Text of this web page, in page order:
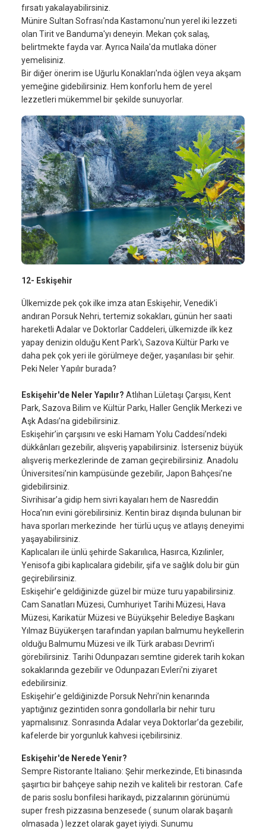
fırsatı yakalayabilirsiniz.
Münire Sultan Sofrası'nda Kastamonu'nun yerel iki lezzeti
olan Tirit ve Banduma'yı deneyin. Mekan çok salaş,
belirtmekte fayda var. Ayrıca Naila'da mutlaka döner
yemelisiniz.
Bir diğer önerim ise Uğurlu Konakları'nda öğlen veya akşam
yemeğine gidebilirsiniz. Hem konforlu hem de yerel
lezzetleri mükemmel bir şekilde sunuyorlar.
12- Eskişehir
Ülkemizde pek çok ilke imza atan Eskişehir, Venedik'i
andıran Porsuk Nehri, tertemiz sokakları, günün her saati
hareketli Adalar ve Doktorlar Caddeleri, ülkemizde ilk kez
yapay denizin olduğu Kent Park'ı, Sazova Kültür Parkı ve
daha pek çok yeri ile görülmeye değer, yaşanılası bir şehir.
Peki Neler Yapılır burada?
Eskişehir'de Neler Yapılır? Atlıhan Lületaşı Çarşısı, Kent
Park, Sazova Bilim ve Kültür Parkı, Haller Gençlik Merkezi ve
Aşk Adası’na gidebilirsiniz.
Eskişehir’in çarşısını ve eski Hamam Yolu Caddesi’ndeki
dükkânları gezebilir, alışveriş yapabilirsiniz. İsterseniz büyük
alışveriş merkezlerinde de zaman geçirebilirsiniz. Anadolu
Üniversitesi’nin kampüsünde gezebilir, Japon Bahçesi’ne
gidebilirsiniz.
Sivrihisar’a gidip hem sivri kayaları hem de Nasreddin
Hoca’nın evini görebilirsiniz. Kentin biraz dışında bulunan bir
hava sporları merkezinde her türlü uçuş ve atlayış deneyimi
yaşayabilirsiniz.
Kaplıcaları ile ünlü şehirde Sakarıılıca, Hasırca, Kızılinler,
Yenisofa gibi kaplıcalara gidebilir, şifa ve sağlık dolu bir gün
geçirebilirsiniz.
Eskişehir’e geldiğinizde güzel bir müze turu yapabilirsiniz.
Cam Sanatları Müzesi, Cumhuriyet Tarihi Müzesi, Hava
Müzesi, Karikatür Müzesi ve Büyükşehir Belediye Başkanı
Yılmaz Büyükerşen tarafından yapılan balmumu heykellerin
olduğu Balmumu Müzesi ve ilk Türk arabası Devrim’i
görebilirsiniz. Tarihi Odunpazarı semtine giderek tarih kokan
sokaklarında gezebilir ve Odunpazarı Evleri’ni ziyaret
edebilirsiniz.
Eskişehir’e geldiğinizde Porsuk Nehri’nin kenarında
yaptığınız gezintiden sonra gondollarla bir nehir turu
yapmalısınız. Sonrasında Adalar veya Doktorlar’da gezebilir,
kafelerde bir yorgunluk kahvesi içebilirsiniz.
Eskişehir'de Nerede Yenir?
Sempre Ristorante Italiano: Şehir merkezinde, Eti binasında
şaşırtıcı bir bahçeye sahip nezih ve kaliteli bir restoran. Cafe
de paris soslu bonfilesi harikaydı, pizzalarının görünümü
super fresh pizzasına benzesede ( sunum olarak başarılı
olmasada ) lezzet olarak gayet iyiydi. Sunumu